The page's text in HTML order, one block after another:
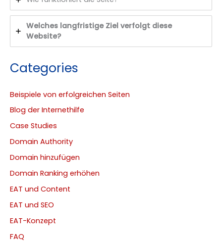
Welches langfristige Ziel verfolgt diese
Website?
Categories
Beispiele von erfolgreichen Seiten
Blog der Internethilfe
Case Studies
Domain Authority
Domain hinzufügen
Domain Ranking erhöhen
EAT und Content
EAT und SEO
EAT-Konzept
FAQ